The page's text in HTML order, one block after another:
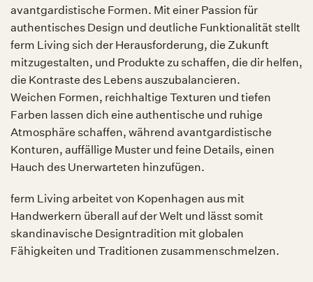
avantgardistische Formen. Mit einer Passion für
authentisches Design und deutliche Funktionalität stellt
ferm Living sich der Herausforderung, die Zukunft
mitzugestalten, und Produkte zu schaffen, die dir helfen,
die Kontraste des Lebens auszubalancieren.
Weichen Formen, reichhaltige Texturen und tiefen
Farben lassen dich eine authentische und ruhige
Atmosphäre schaffen, während avantgardistische
Konturen, auffällige Muster und feine Details, einen
Hauch des Unerwarteten hinzufügen.
ferm Living arbeitet von Kopenhagen aus mit
Handwerkern überall auf der Welt und lässt somit
skandinavische Designtradition mit globalen
Fähigkeiten und Traditionen zusammenschmelzen.